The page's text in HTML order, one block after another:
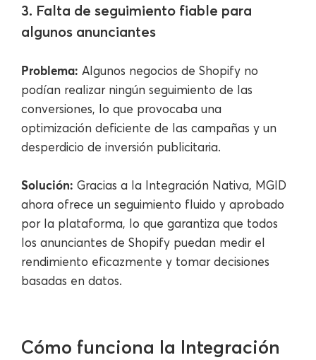
3. Falta de seguimiento fiable para
algunos anunciantes
Problema: Algunos negocios de Shopify no
podían realizar ningún seguimiento de las
conversiones, lo que provocaba una
optimización deficiente de las campañas y un
desperdicio de inversión publicitaria.
Solución: Gracias a la Integración Nativa, MGID
ahora ofrece un seguimiento fluido y aprobado
por la plataforma, lo que garantiza que todos
los anunciantes de Shopify puedan medir el
rendimiento eficazmente y tomar decisiones
basadas en datos.
Cómo funciona la Integración